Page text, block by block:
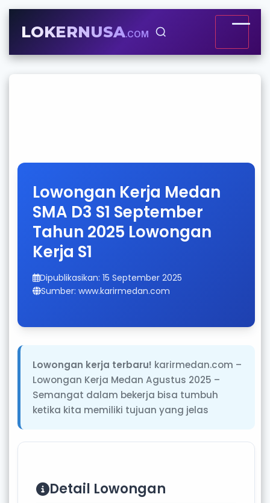
LOKERNUSA.COM
Lowongan Kerja Medan
SMA D3 S1 September
Tahun 2025 Lowongan
Kerja S1
Dipublikasikan: 15 September 2025
Sumber: www.karirmedan.com
Lowongan kerja terbaru! karirmedan.com –
Lowongan Kerja Medan Agustus 2025 –
Semangat dalam bekerja bisa tumbuh
ketika kita memiliki tujuan yang jelas
Detail Lowongan